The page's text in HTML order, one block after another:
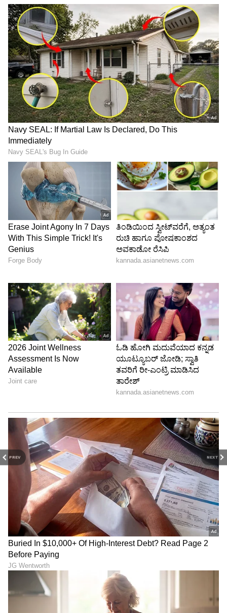
PREV NEXT
ಜಿಲ್ಲಾ ಜೈಲಿಗೆ ಆರೋಪಿ
ಘಟನೆಗೆ ಸಂಬಂಧಿಸಿದಂತೆ ಅಪ್ರಾಪ್ತೆಯ ತಂದೆ ನೀಡಿದ ದೂರು
ಆಧರಿಸಿ ಜಗಳೂರು ಪೊಲೀಸ್ ಠಾಣೆ ಇನ್‌ಸ್ಪೆಕ್ಟರ್ ನೇತೃತ್ವದ
ತಂಡ ಭಾನುವಾರ ಕಾರ್ಯಾಚರಣೆ ನಡೆಸಿ ಆರೋಪಿ
ಮಂಜಣ್ಣನನ್ನು ಬಂಧಿಸಿದೆ. ಆರೋಪಿ ವಿರುದ್ಧ ಪೋಕ್ಸೋ
ಕಾಯ್ದೆ ಹಾಗೂ ಅತ್ಯಾಚಾರ ಪ್ರಕರಣ ದಾಖಲಿಸಲಾಗಿದ್ದು,
ನ್ಯಾಯಾಲಯದ ಆದೇಶದಂತೆ ಆರೋಪಿಯನ್ನು ದಾವಣಗೆರೆ
ಜಿಲ್ಲಾ ಜೈಲಿಗೆ ಕಳುಹಿಸಲಾಗಿದೆ.